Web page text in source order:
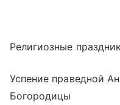
Религиозные
Успение праведной
Богородицы